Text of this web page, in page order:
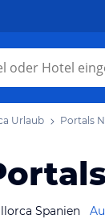
Urlaub Portals
Spanien